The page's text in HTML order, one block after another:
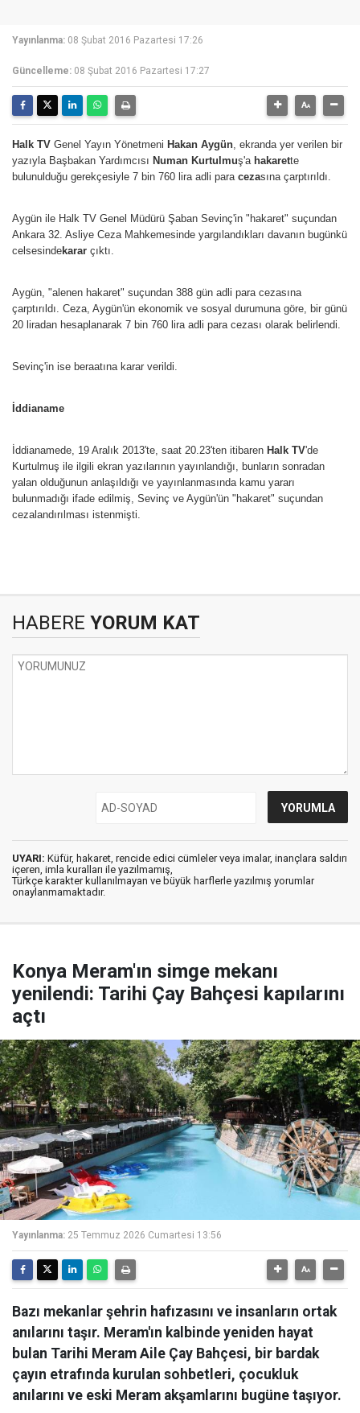
Yayınlanma: 08 Şubat 2016 Pazartesi 17:26
Güncelleme: 08 Şubat 2016 Pazartesi 17:27
Halk TV Genel Yayın Yönetmeni Hakan Aygün, ekranda yer verilen bir
yazıyla Başbakan Yardımcısı Numan Kurtulmuş'a hakarette
bulunulduğu gerekçesiyle 7 bin 760 lira adli para cezasına çarptırıldı.
Aygün ile Halk TV Genel Müdürü Şaban Sevinç'in "hakaret" suçundan
Ankara 32. Asliye Ceza Mahkemesinde yargılandıkları davanın bugünkü
celsesindekarar çıktı.
Aygün, "alenen hakaret" suçundan 388 gün adli para cezasına
çarptırıldı. Ceza, Aygün'ün ekonomik ve sosyal durumuna göre, bir günü
20 liradan hesaplanarak 7 bin 760 lira adli para cezası olarak belirlendi.
Sevinç'in ise beraatına karar verildi.
İddianame
İddianamede, 19 Aralık 2013'te, saat 20.23'ten itibaren Halk TV'de
Kurtulmuş ile ilgili ekran yazılarının yayınlandığı, bunların sonradan
yalan olduğunun anlaşıldığı ve yayınlanmasında kamu yararı
bulunmadığı ifade edilmiş, Sevinç ve Aygün'ün "hakaret" suçundan
cezalandırılması istenmişti.
HABERE YORUM KAT
UYARI: Küfür, hakaret, rencide edici cümleler veya imalar, inançlara saldırı
içeren, imla kuralları ile yazılmamış,
Türkçe karakter kullanılmayan ve büyük harflerle yazılmış yorumlar
onaylanmamaktadır.
Konya Meram'ın simge mekanı
yenilendi: Tarihi Çay Bahçesi kapılarını
açtı
Yayınlanma: 25 Temmuz 2026 Cumartesi 13:56
Bazı mekanlar şehrin hafızasını ve insanların ortak
anılarını taşır. Meram'ın kalbinde yeniden hayat
bulan Tarihi Meram Aile Çay Bahçesi, bir bardak
çayın etrafında kurulan sohbetleri, çocukluk
anılarını ve eski Meram akşamlarını bugüne taşıyor.